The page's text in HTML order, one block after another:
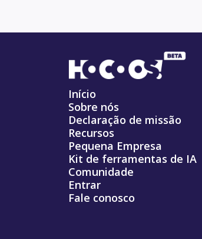
Início
Sobre nós
Declaração de missão
Recursos
Pequena Empresa
Kit de ferramentas de IA
Comunidade
Entrar
Fale conosco